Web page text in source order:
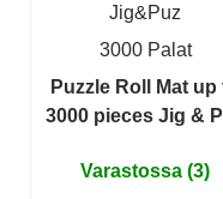
Jig&Puz
3000 Palat
Puzzle Roll Mat up
3000 pieces Jig &
Varastossa (3)